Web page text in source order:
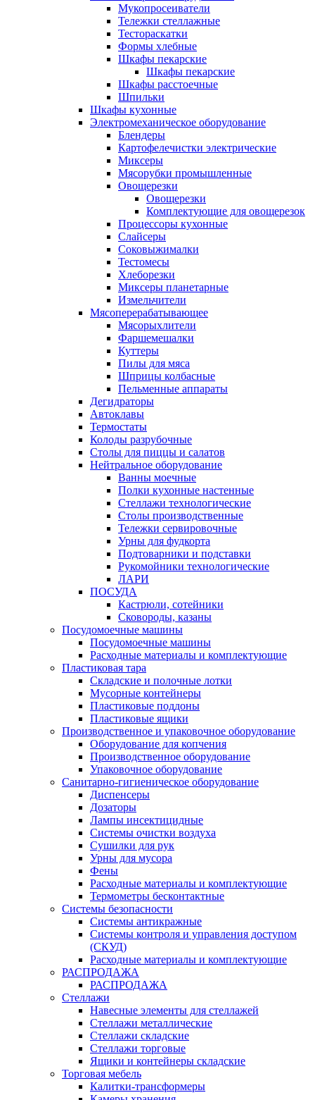
Мукопросеиватели
Тележки стеллажные
Тестораскатки
Формы хлебные
Шкафы пекарские
Шкафы пекарские
Шкафы расстоечные
Шпильки
Шкафы кухонные
Электромеханическое оборудование
Блендеры
Картофелечистки электрические
Миксеры
Мясорубки промышленные
Овощерезки
Овощерезки
Комплектующие для овощерезок
Процессоры кухонные
Слайсеры
Соковыжималки
Тестомесы
Хлеборезки
Миксеры планетарные
Измельчители
Мясоперерабатывающее
Мясорыхлители
Фаршемешалки
Куттеры
Пилы для мяса
Шприцы колбасные
Пельменные аппараты
Дегидраторы
Автоклавы
Термостаты
Колоды разрубочные
Столы для пиццы и салатов
Нейтральное оборудование
Ванны моечные
Полки кухонные настенные
Стеллажи технологические
Столы производственные
Тележки сервировочные
Урны для фудкорта
Подтоварники и подставки
Рукомойники технологические
ЛАРИ
ПОСУДА
Кастрюли, сотейники
Сковороды, казаны
Посудомоечные машины
Посудомоечные машины
Расходные материалы и комплектующие
Пластиковая тара
Складские и полочные лотки
Мусорные контейнеры
Пластиковые поддоны
Пластиковые ящики
Производственное и упаковочное оборудование
Оборудование для копчения
Производственное оборудование
Упаковочное оборудование
Санитарно-гигиеническое оборудование
Диспенсеры
Дозаторы
Лампы инсектицидные
Системы очистки воздуха
Сушилки для рук
Урны для мусора
Фены
Расходные материалы и комплектующие
Термометры бесконтактные
Системы безопасности
Системы антикражные
Системы контроля и управления доступом
(СКУД)
Расходные материалы и комплектующие
РАСПРОДАЖА
РАСПРОДАЖА
Стеллажи
Навесные элементы для стеллажей
Стеллажи металлические
Стеллажи складские
Стеллажи торговые
Ящики и контейнеры складские
Торговая мебель
Калитки-трансформеры